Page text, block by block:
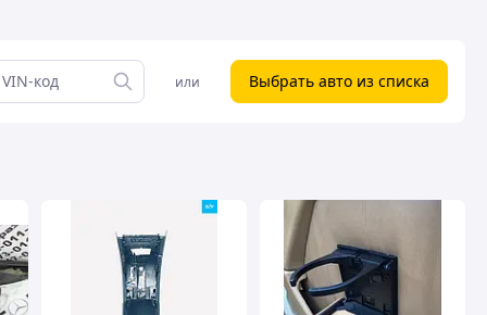
или Выбрать авто из списка